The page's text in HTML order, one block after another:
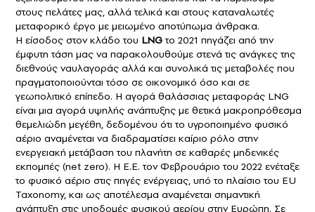
στους πελάτες μας, αλλά τελικά και στους καταναλωτές
μεταφορικό έργο με μειωμένο αποτύπωμα άνθρακα.
Η είσοδος στον κλάδο του LNGτο 2021 πηγάζει από την
έμφυτη τάση μας να παρακολουθούμε στενά τις ανάγκες της
διεθνούς ναυλαγοράς αλλά και συνολικά τις μεταβολές που
πραγματοποιούνται τόσο σε οικονομικό όσο και σε
γεωπολιτικό επίπεδο. Η αγορά θαλάσσιας μεταφοράς LNG
είναι μια αγορά υψηλής ανάπτυξης με θετικά μακροπρόθεσμα
θεμελιώδη μεγέθη, δεδομένου ότι το υγροποιημένο φυσικό
αέριο αναμένεται να διαδραματίσει καίριο ρόλο στην
ενεργειακή μετάβαση του πλανήτη σε καθαρές μηδενικές
εκπομπές (net zero). Η Ε.Ε. τον Φεβρουάριο του 2022 ενέταξε
το φυσικό αέριο στις πηγές ενέργειας, υπό το πλαίσιο του EU
Taxonomy, και ως αποτέλεσμα αναμένεται σημαντική
ανάπτυξη στις υποδομές φυσικού αερίου στην Ευρώπη. Σε